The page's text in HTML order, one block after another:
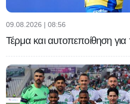
09.08.2026 | 08:56
Τέρμα και αυτοπεποίθηση για